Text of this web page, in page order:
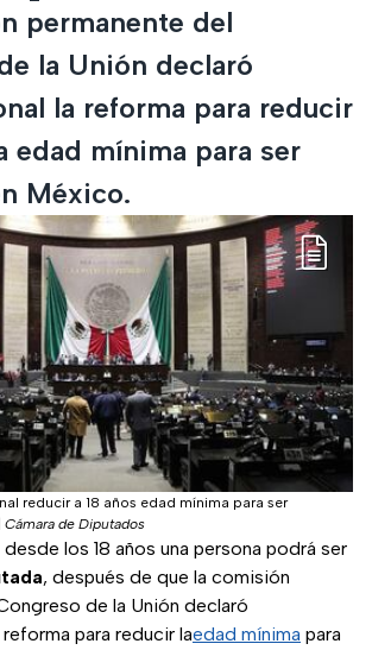
permanente del
la Unión declaró
la reforma para reducir
edad mínima para ser
México.
reducir a 18 años edad mínima para ser
Cámara de Diputados
los 18 años una persona podrá ser
, después de que la comisión
de la Unión declaró
para reducir laedad mínima para